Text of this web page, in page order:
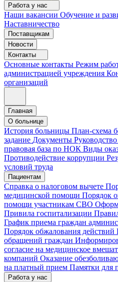
Работа у нас
Наши вакансии Обучение и
Наставничество
Поставщикам
Новости
Контакты
Основные контакты Режим
администрацией учреждения
организаций
Главная
О больнице
История больницы План-схема
задание Документы
правовая база по НОК Виды
Противодействие коррупции
условий труда
Пациентам
Справка о налоговом вычете
медицинской помощи Порядок
помощи участникам СВО
Привила госпитализации
График приема граждан
Порядок обжалования действий
обращений граждан
согласие на медицинское
компаний Оказание
на платный прием Памятки для
Работа у нас